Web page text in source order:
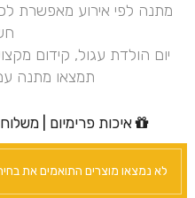
מתנה לפי אירוע מאפשרת
יום הולדת עגול, קידום
תמצאו מתנה
איכות פרימיום |
לא נמצאו מוצרים התואמים את